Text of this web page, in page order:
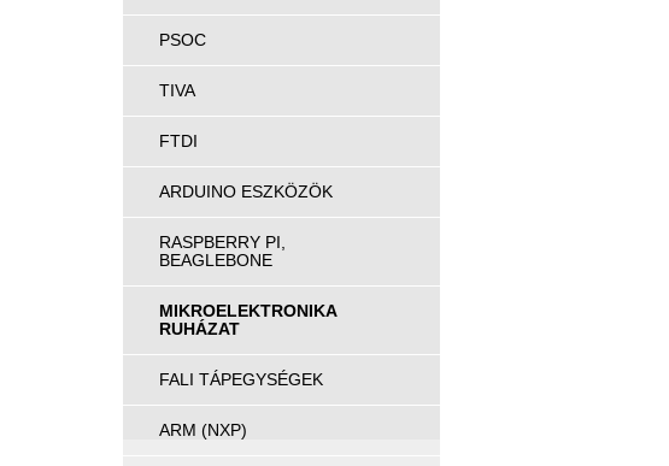
PSOC
TIVA
FTDI
ARDUINO ESZKÖZÖK
RASPBERRY PI,
BEAGLEBONE
MIKROELEKTRONIKA
RUHÁZAT
FALI TÁPEGYSÉGEK
ARM (NXP)